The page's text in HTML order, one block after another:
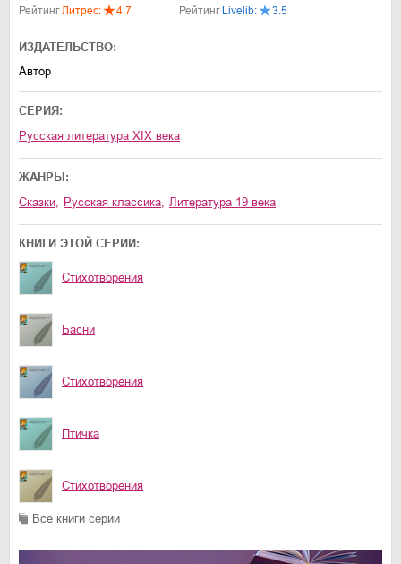
РейтингЛитрес: 4.7 РейтингLivelib: 3.5
ИЗДАТЕЛЬСТВО:
Автор
СЕРИЯ:
Русская литература XIX века
ЖАНРЫ:
сказки
русская классика литература 19 века
КНИГИ ЭТОЙ СЕРИИ:
Стихотворения
Басни
Стихотворения
Птичка
Стихотворения
Все книги серии